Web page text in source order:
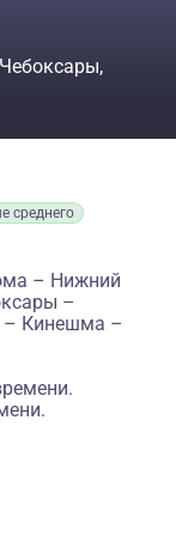
Чебоксары
среднего
– Нижний
–
– Кинешма –